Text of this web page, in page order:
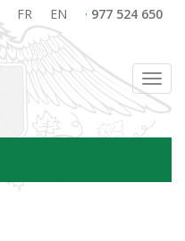
FR EN · 977 524 650